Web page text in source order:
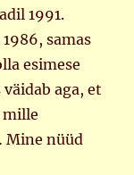
1991.
samas
esimese
aga, et
mille
Mine nüüd